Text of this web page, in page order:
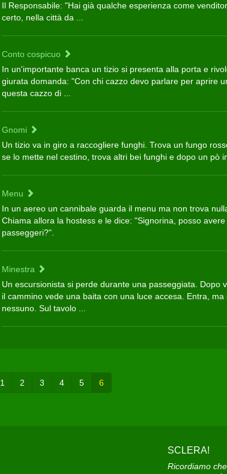
Il Responsabile: "Hai già qualche esperienza come
certo, nella città da ...
Conto cospicuo
In un'importante banca un tizio si presenta alla porta e
giurata domanda: "Con chi cazzo devo parlare per aprire
questa cazzo di ...
Gnomi
Un tizio va in giro a raccogliere funghi. Trova un fungo
se lo mette nel cestino, trova altri bei funghi e dopo un pò in
Menu
In un aereo un cannibale guarda il menu ma non trova
Chiama allora la hostess e le dice: "Signorina, posso
passeggeri?".
Minestra
Un escursionista si perde durante una passeggiata. Dopo
il cammino vede una baita con una luce accesa. Entra,
nessuno. Sul tavolo ...
1 2 3 4 5 6
SCLERA!
Ricordiamo